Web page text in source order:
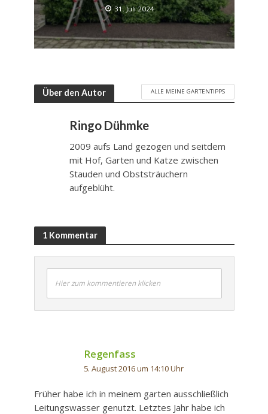
31. Juli 2024
Über den Autor ALLE MEINE GARTENTIPPS
Ringo Dühmke
2009 aufs Land gezogen und seitdem
mit Hof, Garten und Katze zwischen
Stauden und Obststräuchern
aufgeblüht.
1 Kommentar
Hier zum kommentieren klicken
Regenfass
5. August 2016 um 14:10 Uhr
Früher habe ich in meinem garten ausschließlich
Leitungswasser genutzt. Letztes Jahr habe ich